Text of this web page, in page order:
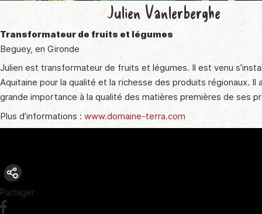
Julien Vanlerberghe
Transformateur de fruits et légumes
Beguey, en Gironde
Julien est transformateur de fruits et légumes. Il est venu
Aquitaine pour la qualité et la richesse des produits régionaux. Il
grande importance à la qualité des matières premières de ses
Plus d’informations : www.domaine-terra.com
Partager